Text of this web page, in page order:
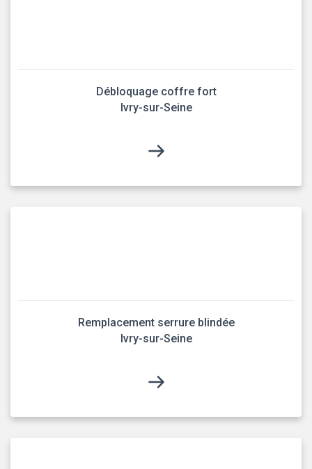
Débloquage coffre fort
Ivry-sur-Seine
Remplacement serrure blindée
Ivry-sur-Seine